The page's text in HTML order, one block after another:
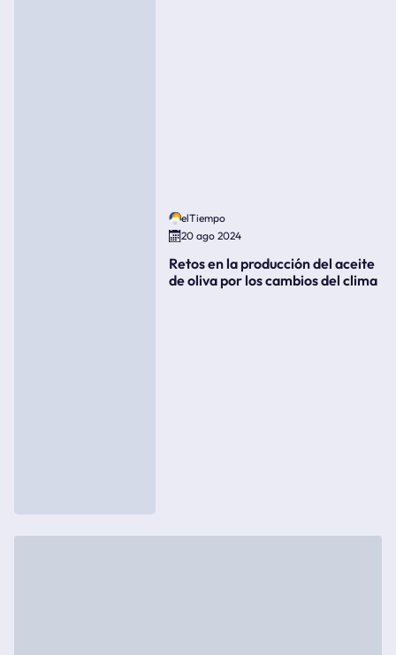
elTiempo
20 ago 2024
Retos en la producción del aceite
de oliva por los cambios del clima